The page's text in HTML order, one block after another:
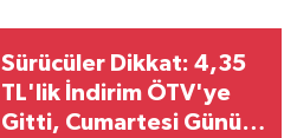
Sürücüler Dikkat: 4,35
TL'lik İndirim ÖTV'ye
Gitti, Cumartesi Günü